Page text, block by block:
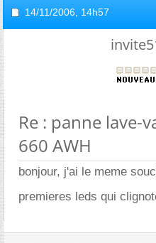
14/11/2006, 14h57
Re : panne lave-
660 AWH
bonjour, j'ai le meme
premieres leds qui